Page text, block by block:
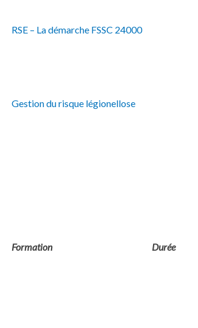
RSE – La démarche FSSC 24000
Gestion du risque légionellose
Formation Durée